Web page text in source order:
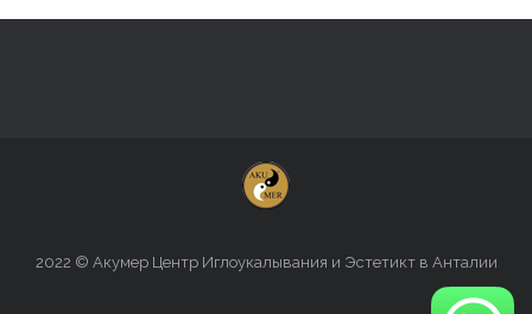
2022 © Акумер Центр Иглоукалывания и Эстетикт в Анталии